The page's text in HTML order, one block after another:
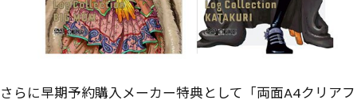
さらに早期予約購入メーカー特典として「両面A4クリアフ